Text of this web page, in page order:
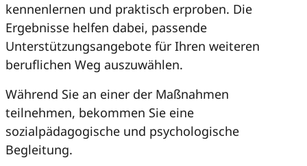
kennenlernen und praktisch erproben. Die
Ergebnisse helfen dabei, passende
Unterstützungsangebote für Ihren weiteren
beruflichen Weg auszuwählen.
Während Sie an einer der Maßnahmen
teilnehmen, bekommen Sie eine
sozialpädagogische und psychologische
Begleitung.